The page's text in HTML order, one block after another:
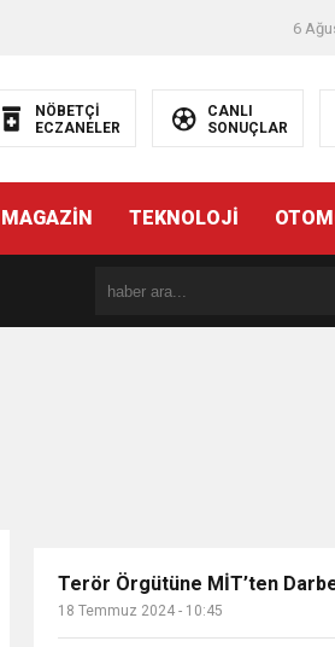
6
NÖBETÇİ
ECZANELER
CANLI
SONUÇLAR
MAGAZİN TEKNOLOJİ
Terör Örgütüne MİT’ten
18 Temmuz 2024 - 10:45